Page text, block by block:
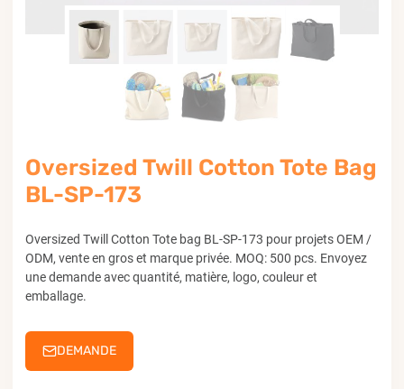
Oversized Twill Cotton Tote Bag
BL-SP-173
Oversized Twill Cotton Tote bag BL-SP-173 pour projets OEM /
ODM, vente en gros et marque privée. MOQ: 500 pcs. Envoyez
une demande avec quantité, matière, logo, couleur et
emballage.
DEMANDE